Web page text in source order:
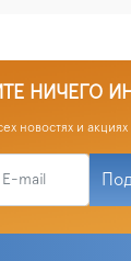
НИЧЕГО
новостях и